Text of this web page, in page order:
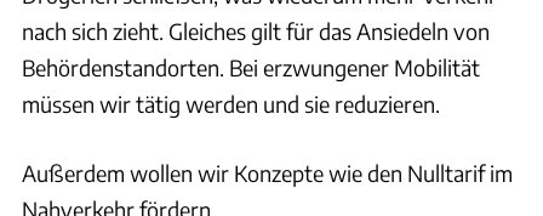
nach sich zieht. Gleiches gilt für das Ansiedeln von
Behördenstandorten. Bei erzwungener Mobilität
müssen wir tätig werden und sie reduzieren.
Außerdem wollen wir Konzepte wie den Nulltarif im
Nahverkehr fördern.